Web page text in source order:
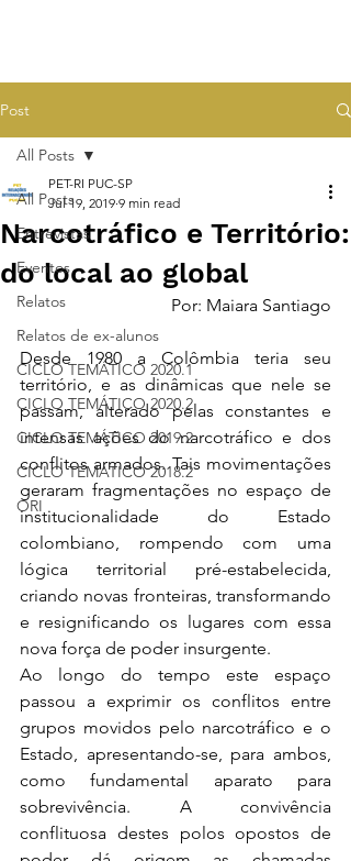
Post
All Posts
Entrevistas
Eventos
Relatos
Relatos de ex-alunos
CICLO TEMÁTICO 2020.1
CICLO TEMÁTICO 2020.2
CICLO TEMÁTICO 2019.2
CICLO TEMÁTICO 2018.2
ORI
All Posts
Narcotráfico e Território:
do local ao global
PET-RI PUC-SP
Jul 19, 2019 9 min read
Por: Maiara Santiago
Desde 1980 a Colômbia teria seu
território, e as dinâmicas que nele se
passam, alterado pelas constantes e
intensas ações do narcotráfico e dos
conflitos armados. Tais movimentações
geraram fragmentações no espaço de
institucionalidade do Estado
colombiano, rompendo com uma
lógica territorial pré-estabelecida,
criando novas fronteiras, transformando
e resignificando os lugares com essa
nova força de poder insurgente.
Ao longo do tempo este espaço
passou a exprimir os conflitos entre
grupos movidos pelo narcotráfico e o
Estado, apresentando-se, para ambos,
como fundamental aparato para
sobrevivência. A convivência
conflituosa destes polos opostos de